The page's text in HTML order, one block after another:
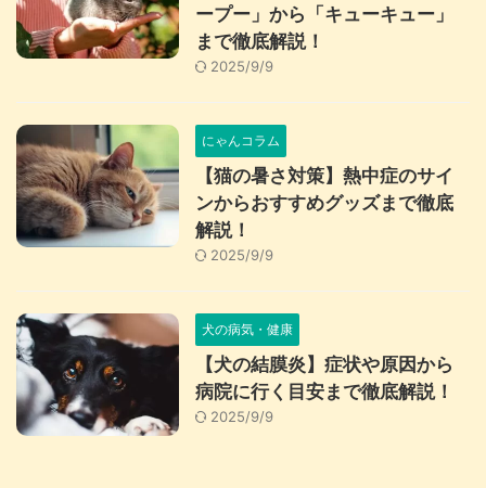
ープー」から「キューキュー」
まで徹底解説！
2025/9/9
にゃんコラム
【猫の暑さ対策】熱中症のサイ
ンからおすすめグッズまで徹底
解説！
2025/9/9
犬の病気・健康
【犬の結膜炎】症状や原因から
病院に行く目安まで徹底解説！
2025/9/9